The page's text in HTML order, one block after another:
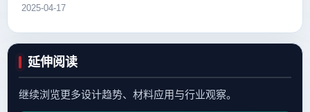
2025-04-17
延伸阅读
继续浏览更多设计趋势、材料应用与行业观察。